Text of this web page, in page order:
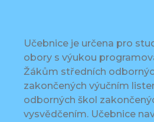
Učebnice je určena pro
obory s výukou
Žákům středních
zakončených výučním
odborných škol
vysvědčením. Učebnice